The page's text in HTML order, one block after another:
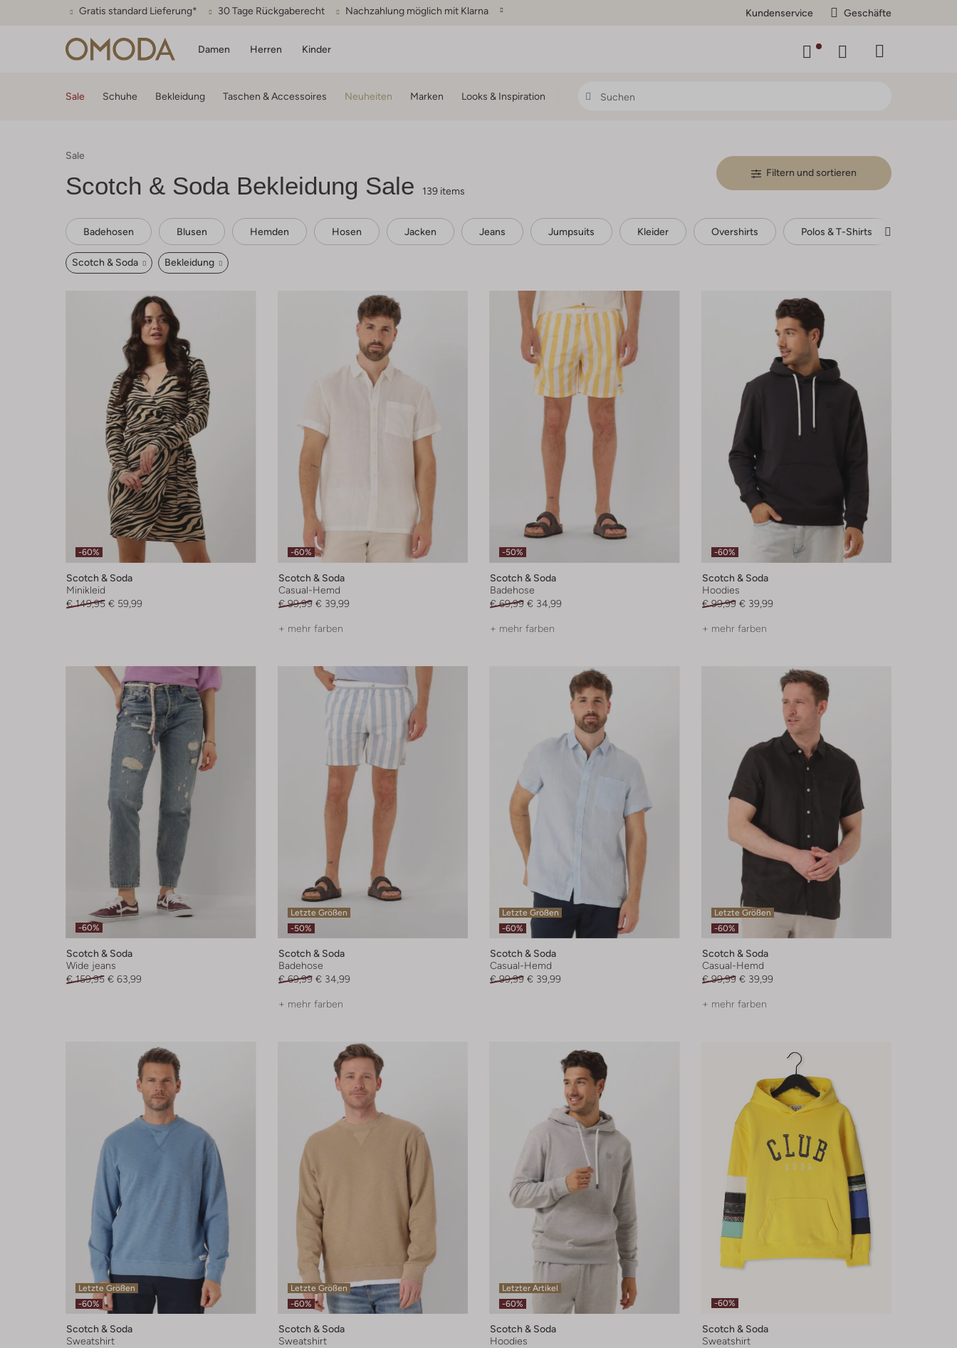
Gratis standard Lieferung* 30 Tage Rückgaberecht Nachzahlung möglich mit Klarna Kundenservice Geschäfte
Damen Herren Kinder
Sale Schuhe Bekleidung Taschen & Accessoires Neuheiten Marken Looks & Inspiration
Sale
Scotch & SodaBekleidung Sale 139 items
Filtern und sortieren
Badehosen Blusen Hemden Hosen Jacken Jeans Jumpsuits Kleider Overshirts Polos & T-Shirts
Scotch & Soda Bekleidung
-60%
Scotch & Soda
Minikleid
€ 149,95 € 59,99
-60%
Scotch & Soda
Casual-Hemd
€ 99,99 € 39,99
+ mehr farben
-50%
Scotch & Soda
Badehose
€ 69,99 € 34,99
+ mehr farben
-60%
Scotch & Soda
Hoodies
€ 99,99 € 39,99
+ mehr farben
-60%
Scotch & Soda
Wide jeans
€ 159,95 € 63,99
Letzte Größen
-50%
Scotch & Soda
Badehose
€ 69,99 € 34,99
+ mehr farben
Letzte Größen
-60%
Scotch & Soda
Casual-Hemd
€ 99,99 € 39,99
Letzte Größen
-60%
Scotch & Soda
Casual-Hemd
€ 99,99 € 39,99
+ mehr farben
Letzte Größen
-60%
Scotch & Soda
Sweatshirt
Letzte Größen
-60%
Scotch & Soda
Sweatshirt
Letzter Artikel
-60%
Scotch & Soda
Hoodies
-60%
Scotch & Soda
Sweatshirt